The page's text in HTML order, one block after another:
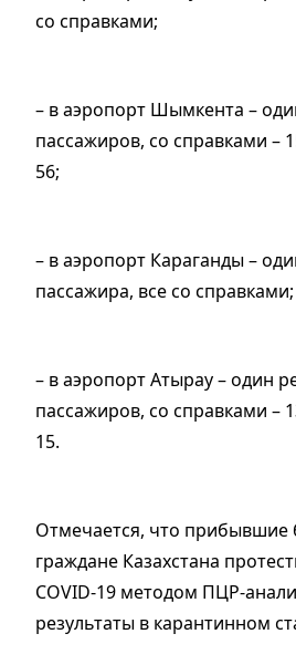
со справками;
– в аэропорт Шымкента –
пассажиров, со справками –
56;
– в аэропорт Караганды –
пассажира, все со справками;
– в аэропорт Атырау – один
пассажиров, со справками –
15.
Отмечается, что прибывшие
граждане Казахстана
COVID-19 методом ПЦР-
результаты в карантинном